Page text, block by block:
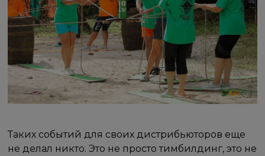
Таких событий для своих дистрибьюторов еще
не делал никто. Это не просто тимбилдинг, это не